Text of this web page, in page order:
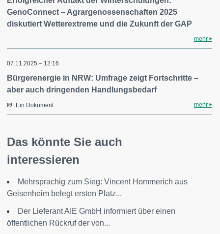
GenoConnect – Agrargenossenschaften 2025
diskutiert Wetterextreme und die Zukunft der GAP
mehr
07.11.2025 – 12:16
Bürgerenergie in NRW: Umfrage zeigt Fortschritte –
aber auch dringenden Handlungsbedarf
Ein Dokument mehr
Das könnte Sie auch
interessieren
Mehrsprachig zum Sieg: Vincent Hommerich aus
Geisenheim belegt ersten Platz...
Der Lieferant AIE GmbH informiert über einen
öffentlichen Rückruf der von...